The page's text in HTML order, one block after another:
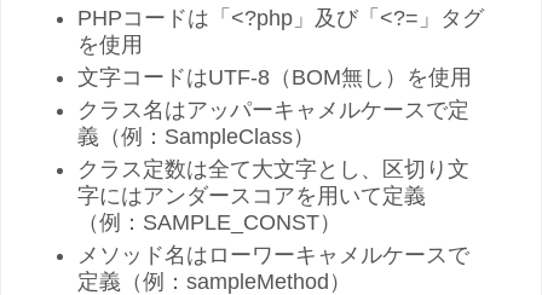
PHPコードは「<?php」及び「<?=」タグ
を使用
文字コードはUTF-8（BOM無し）を使用
クラス名はアッパーキャメルケースで定
義（例：SampleClass）
クラス定数は全て大文字とし、区切り文
字にはアンダースコアを用いて定義
（例：SAMPLE_CONST）
メソッド名はローワーキャメルケースで
定義（例：sampleMethod）